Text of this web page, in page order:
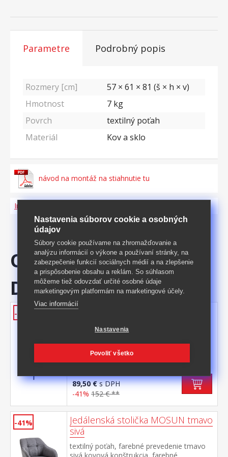
Parametre Podrobný popis
Rozmery [cm]
57 × 61 × 81 (š × h × v)
Hmotnost
7 kg
Povrch
textilný poťah
Materiál
Kov a sklo
návod na montáž na stiahnutie tu
Informácie o produkte a bezpečnosti
ODPORÚČAME
DOKÚPIŤ
-41%
Jedálenská stolička MOSUN
modrozelená kovová konštrukcia, farebné
prevedenie čierna výška sedu 48
cm odporúčaná nosnosť do 120 kg
Kód produktu: 90679
89,50 €s DPH
-41% 152 € **
-41%
Jedálenská stolička MOSUN tmavo
sivá
textilný poťah, farebné prevedenie tmavo
Nastavenia súborov cookie a osobných
údajov
Súbory cookie používame na zhromažďovanie a
analýzu informácií o výkone a používaní stránky, na
zabezpečenie funkcií sociálnych médií a na zlepšenie
a prispôsobenie obsahu a reklám. So súhlasom
môžeme tiež odovzdať určité osobné údaje
marketingovým platformám na marketingové účely.
Viac informácií
Nastavenia
Povoliť všetko